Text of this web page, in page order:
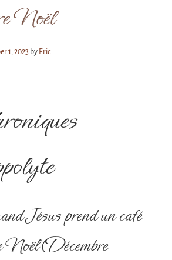
Noël
1, 2023 by Eric
Jésus prend un café
Noël (Décembre